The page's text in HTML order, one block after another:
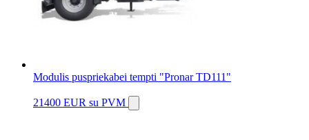
Modulis puspriekabei tempti "Pronar TD111"
21400 EUR su PVM